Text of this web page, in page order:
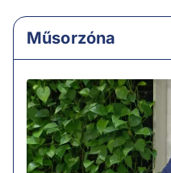
Műsorzóna